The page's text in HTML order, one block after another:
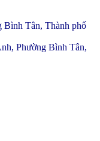
Bình Tân, Thành phố
Phường Bình Tân,